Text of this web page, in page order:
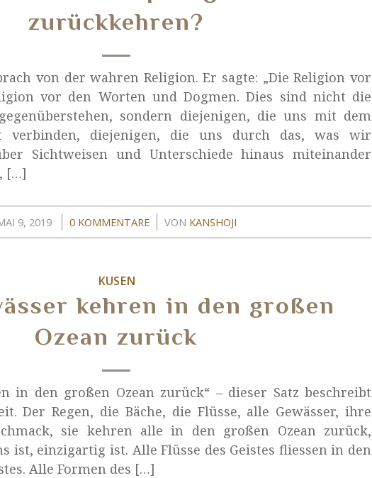
zurückkehren?
von der wahren Religion. Er sagte: „Die Religion vor
vor den Worten und Dogmen. Dies sind nicht die
sondern diejenigen, die uns mit dem
verbinden, diejenigen, die uns durch das, was wir
Sichtweisen und Unterschiede hinaus miteinander
[…]
9, 2019
/ 0 KOMMENTARE
/ VON KANSHOJI
KUSEN
kehren in den großen
Ozean zurück
in den großen Ozean zurück“ – dieser Satz beschreibt
Der Regen, die Bäche, die Flüsse, alle Gewässer, ihre
sie kehren alle in den großen Ozean zurück,
ist, einzigartig ist. Alle Flüsse des Geistes fliessen in den
Alle Formen des […]